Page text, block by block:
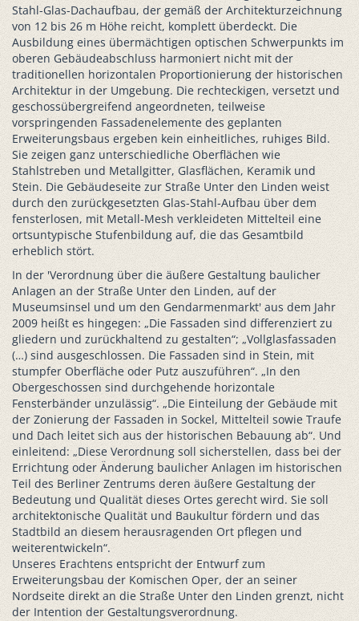
Stahl-Glas-Dachaufbau, der gemäß der Architekturzeichnung
von 12 bis 26 m Höhe reicht, komplett überdeckt. Die
Ausbildung eines übermächtigen optischen Schwerpunkts im
oberen Gebäudeabschluss harmoniert nicht mit der
traditionellen horizontalen Proportionierung der historischen
Architektur in der Umgebung. Die rechteckigen, versetzt und
geschossübergreifend angeordneten, teilweise
vorspringenden Fassadenelemente des geplanten
Erweiterungsbaus ergeben kein einheitliches, ruhiges Bild.
Sie zeigen ganz unterschiedliche Oberflächen wie
Stahlstreben und Metallgitter, Glasflächen, Keramik und
Stein. Die Gebäudeseite zur Straße Unter den Linden weist
durch den zurückgesetzten Glas-Stahl-Aufbau über dem
fensterlosen, mit Metall-Mesh verkleideten Mittelteil eine
ortsuntypische Stufenbildung auf, die das Gesamtbild
erheblich stört.
In der 'Verordnung über die äußere Gestaltung baulicher
Anlagen an der Straße Unter den Linden, auf der
Museumsinsel und um den Gendarmenmarkt' aus dem Jahr
2009 heißt es hingegen: „Die Fassaden sind differenziert zu
gliedern und zurückhaltend zu gestalten“; „Vollglasfassaden
(…) sind ausgeschlossen. Die Fassaden sind in Stein, mit
stumpfer Oberfläche oder Putz auszuführen“. „In den
Obergeschossen sind durchgehende horizontale
Fensterbänder unzulässig“. „Die Einteilung der Gebäude mit
der Zonierung der Fassaden in Sockel, Mittelteil sowie Traufe
und Dach leitet sich aus der historischen Bebauung ab“. Und
einleitend: „Diese Verordnung soll sicherstellen, dass bei der
Errichtung oder Änderung baulicher Anlagen im historischen
Teil des Berliner Zentrums deren äußere Gestaltung der
Bedeutung und Qualität dieses Ortes gerecht wird. Sie soll
architektonische Qualität und Baukultur fördern und das
Stadtbild an diesem herausragenden Ort pflegen und
weiterentwickeln“.
Unseres Erachtens entspricht der Entwurf zum
Erweiterungsbau der Komischen Oper, der an seiner
Nordseite direkt an die Straße Unter den Linden grenzt, nicht
der Intention der Gestaltungsverordnung.